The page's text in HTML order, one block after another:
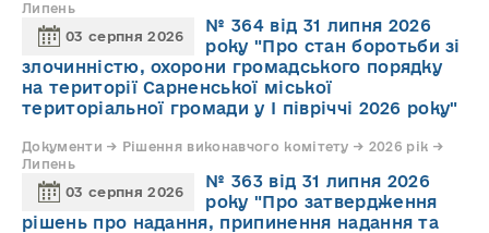
Липень
03 серпня 2026
№ 364 від 31 липня 2026
року "Про стан боротьби зі
злочинністю, охорони громадського порядку
на території Сарненської міської
територіальної громади у І півріччі 2026 року"
Документи → Рішення виконавчого комітету → 2026 рік →
Липень
03 серпня 2026
№ 363 від 31 липня 2026
року "Про затвердження
рішень про надання, припинення надання та